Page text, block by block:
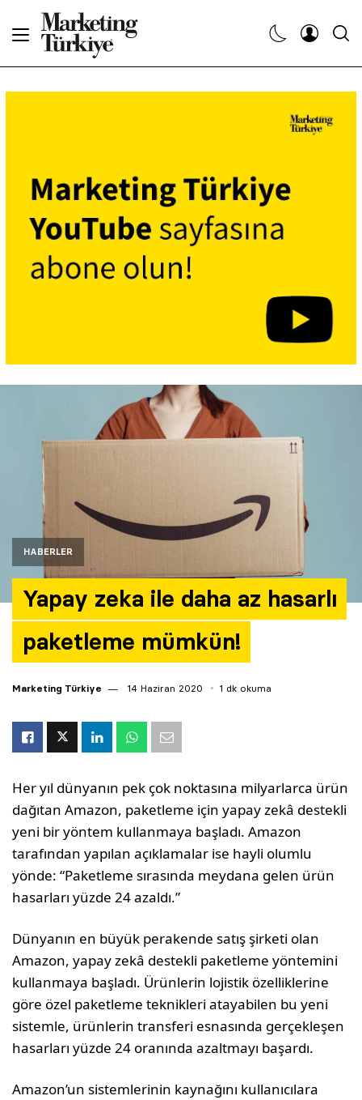
HABERLER
Yapay zeka ile daha az hasarlı
paketleme mümkün!
Marketing Türkiye 14 Haziran 2020 1 dk okuma
Her yıl dünyanın pek çok noktasına milyarlarca ürün
dağıtan Amazon, paketleme için yapay zekâ destekli
yeni bir yöntem kullanmaya başladı. Amazon
tarafından yapılan açıklamalar ise hayli olumlu
yönde: “Paketleme sırasında meydana gelen ürün
hasarları yüzde 24 azaldı.”
Dünyanın en büyük perakende satış şirketi olan
Amazon, yapay zekâ destekli paketleme yöntemini
kullanmaya başladı. Ürünlerin lojistik özelliklerine
göre özel paketleme teknikleri atayabilen bu yeni
sistemle, ürünlerin transferi esnasında gerçekleşen
hasarları yüzde 24 oranında azaltmayı başardı.
Amazon’un sistemlerinin kaynağını kullanıcılara
Dergiler
Etkinlikler